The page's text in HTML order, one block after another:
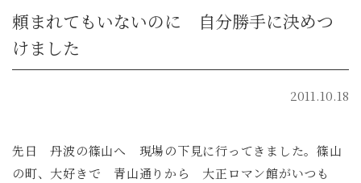
頼まれてもいないのに 自分勝手に決めつ
けました
2011.10.18
先日 丹波の篠山へ 現場の下見に行ってきました。篠山
の町、大好きで 青山通りから 大正ロマン館がいつも